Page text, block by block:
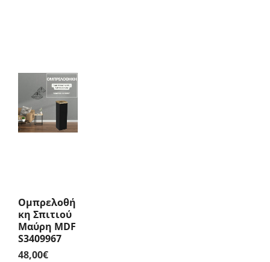
Ομπρελοθή
Κη Σπιτιού
Μαύρη MDF
S3409967
48,00€